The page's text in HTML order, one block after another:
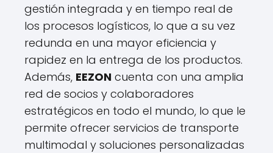
gestión integrada y en tiempo real de
los procesos logísticos, lo que a su vez
redunda en una mayor eficiencia y
rapidez en la entrega de los productos.
Además, EEZON cuenta con una amplia
red de socios y colaboradores
estratégicos en todo el mundo, lo que le
permite ofrecer servicios de transporte
multimodal y soluciones personalizadas